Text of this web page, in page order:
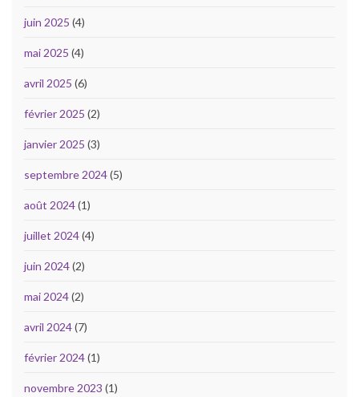
juin 2025 (4)
mai 2025 (4)
avril 2025 (6)
février 2025 (2)
janvier 2025 (3)
septembre 2024(5)
août 2024(1)
juillet 2024(4)
juin 2024(2)
mai 2024(2)
avril 2024(7)
février 2024(1)
novembre 2023 (1)